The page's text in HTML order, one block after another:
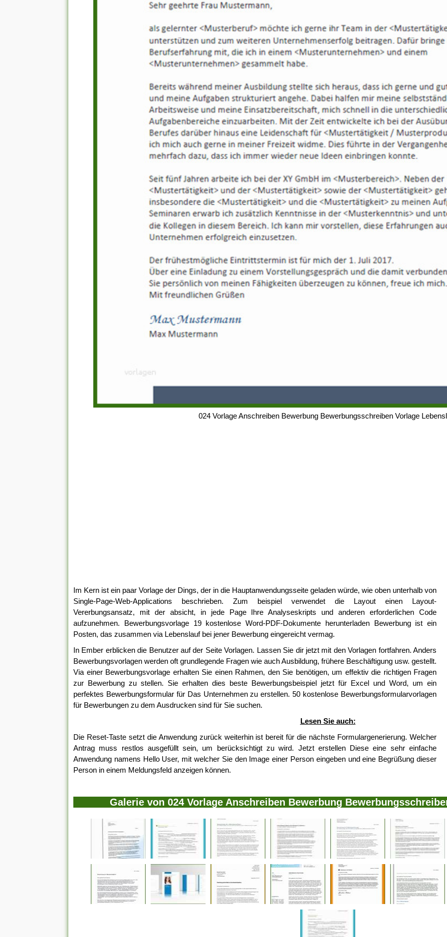
024 Vorlage Anschreiben Bewerbung Bewerbungsschreiben Vorlage
Im Kern ist ein paar Vorlage der Dings, der in die Hauptanwendungsseite geladen würde, wie oben unterhalb von
Single-Page-Web-Applications beschrieben. Zum beispiel verwendet die Layout einen Layout-
Vererbungsansatz, mit der absicht, in jede Page Ihre Analyseskripts und anderen erforderlichen Code
aufzunehmen. Bewerbungsvorlage 19 kostenlose Word-PDF-Dokumente herunterladen Bewerbung ist ein
Posten, das zusammen via Lebenslauf bei jener Bewerbung eingereicht vermag.
In Ember erblicken die Benutzer auf der Seite Vorlagen. Lassen Sie dir jetzt mit den Vorlagen fortfahren. Anders
Bewerbungsvorlagen werden oft grundlegende Fragen wie auch Ausbildung, frühere Beschäftigung usw. gestellt.
Via einer Bewerbungsvorlage erhalten Sie einen Rahmen, den Sie benötigen, um effektiv die richtigen Fragen
zur Bewerbung zu stellen. Sie erhalten dies beste Bewerbungsbeispiel jetzt für Excel und Word, um ein
perfektes Bewerbungsformular für Das Unternehmen zu erstellen. 50 kostenlose Bewerbungsformularvorlagen
für Bewerbungen zu dem Ausdrucken sind für Sie suchen.
Lesen Sie auch:
Die Reset-Taste setzt die Anwendung zurück weiterhin ist bereit für die nächste Formulargenerierung. Welcher
Antrag muss restlos ausgefüllt sein, um berücksichtigt zu wird. Jetzt erstellen Diese eine sehr einfache
Anwendung namens Hello User, mit welcher Sie den Image einer Person eingeben und eine Begrüßung dieser
Person in einem Meldungsfeld anzeigen können.
Galerie von 024 Vorlage Anschreiben Bewerbung